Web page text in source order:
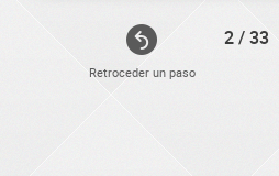
Retroceder un paso
2 / 33